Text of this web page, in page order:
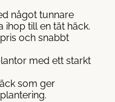
något tunnare
ihop till en tät häck.
och snabbt
med ett starkt
som ger